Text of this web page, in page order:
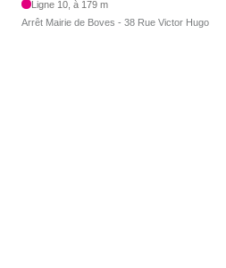
Ligne 10, à 179 m
Arrêt Mairie de Boves - 38 Rue Victor Hugo